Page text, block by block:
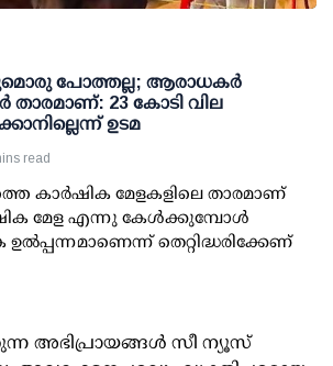
പോത്തല്ല; ആരാധകര്‍
23 കോടി വില
ഉടമ
read
കാര്‍ഷിക മേളകളിലെ താരമാണ്
മേള എന്നു കേള്‍ക്കുമ്പോള്‍
തെറ്റിദ്ധരിക്കേണ്
അഭിപ്രായങ്ങള്‍ സീ ന്യൂസ്